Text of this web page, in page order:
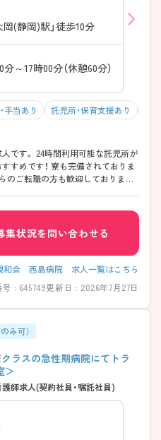
岡(静岡)駅」徒歩10分
～17時00分（休憩60分）
手当あり 託児所・保育支援あり
な託児所が
完備されておりま
のご転職の方も歓迎しております
集状況を問い合わせる
和会 西島病院 求人一覧はこちら
: 645749更新日 : 2026年7月27日
み可）
クラスの急性期病院にてトラ
＞
師求人(契約社員・嘱託社員)